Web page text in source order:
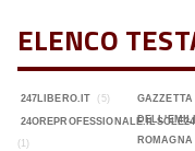
ELENCO
247LIBERO.IT (5)
(1)
GAZZETTA
ROMAGNA